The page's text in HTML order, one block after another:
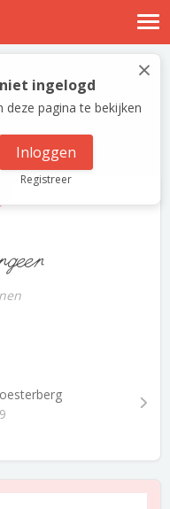
×
ingelogd
deze pagina te bekijken
Inloggen
Registreer